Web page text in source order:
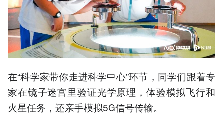
在“科学家带你走进科学中心”环节，同学们跟着专
家在镜子迷宫里验证光学原理，体验模拟飞行和
火星任务，还亲手模拟5G信号传输。